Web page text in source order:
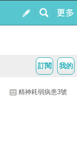
我的
訂閱
精神耗弱病患3號